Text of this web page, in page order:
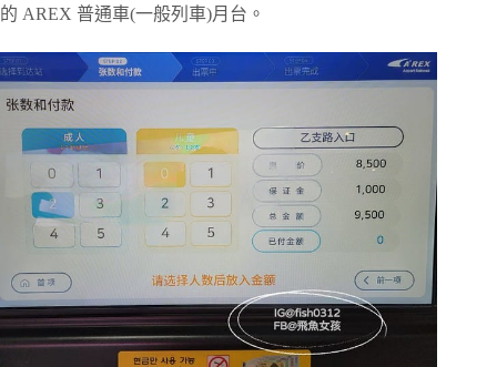
的 AREX 普通車(一般列車)月台。